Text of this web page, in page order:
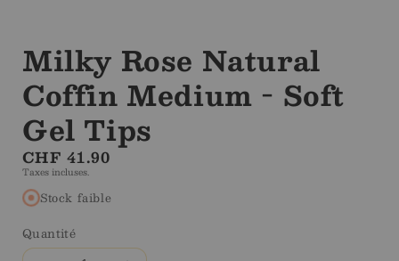
1
dans
la
modale
Milky Rose Natural
Coffin Medium - Soft
Gel Tips
Prix
régulier
CHF 41.90
Taxes incluses.
Stock faible
Quantité